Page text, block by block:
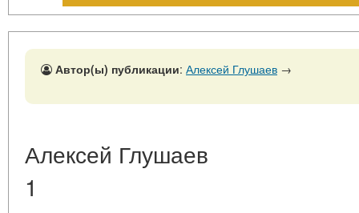
Автор(ы) публикации: Алексей Глушаев →
Алексей Глушаев
1